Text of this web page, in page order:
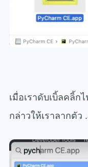
เมื่อเราดับเบิ้ลคลิ้
กล่าวให้เราลากตัว